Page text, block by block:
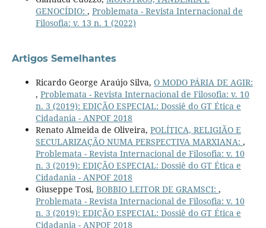
GENOCÍDIO: , Problemata - Revista Internacional de
Filosofia: v. 13 n. 1 (2022)
Artigos Semelhantes
Ricardo George Araújo Silva, O MODO PÁRIA DE AGIR:
, Problemata - Revista Internacional de Filosofia: v. 10
n. 3 (2019): EDIÇÃO ESPECIAL: Dossiê do GT Ética e
Cidadania - ANPOF 2018
Renato Almeida de Oliveira, POLÍTICA, RELIGIÃO E
SECULARIZAÇÃO NUMA PERSPECTIVA MARXIANA: ,
Problemata - Revista Internacional de Filosofia: v. 10
n. 3 (2019): EDIÇÃO ESPECIAL: Dossiê do GT Ética e
Cidadania - ANPOF 2018
Giuseppe Tosi, BOBBIO LEITOR DE GRAMSCI: ,
Problemata - Revista Internacional de Filosofia: v. 10
n. 3 (2019): EDIÇÃO ESPECIAL: Dossiê do GT Ética e
Cidadania - ANPOF 2018